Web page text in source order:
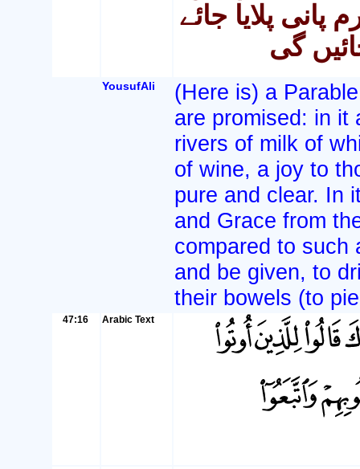
پلایا جائے
گی
YousufAli
(Here is) a
are promised: in it
rivers of milk of
of wine, a joy to
pure and clear. In
and Grace from
compared to such
and be given, to
their bowels (to
47:16 Arabic Text